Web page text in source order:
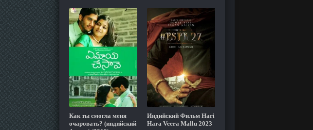
Как ты смогла меня
очаровать? (индийский
Индийский Фильм Hari
Hara Veera Mallu 2023